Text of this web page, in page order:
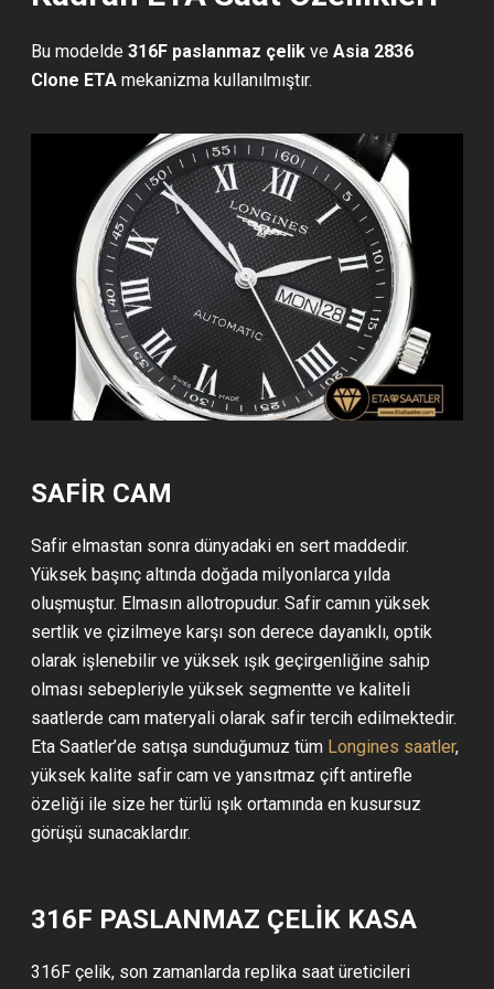
Bu modelde316F paslanmaz çelik veAsia 2836
Clone ETA mekanizma kullanılmıştır.
SAFİR CAM
Safir elmastan sonra dünyadaki en sert maddedir.
Yüksek başınç altında doğada milyonlarca yılda
oluşmuştur. Elmasın allotropudur. Safir camın yüksek
sertlik ve çizilmeye karşı son derece dayanıklı, optik
olarak işlenebilir ve yüksek ışık geçirgenliğine sahip
olması sebepleriyle yüksek segmentte ve kaliteli
saatlerde cam materyali olarak safir tercih edilmektedir.
Eta Saatler’de satışa sunduğumuz tüm Longines saatler,
yüksek kalite safir cam ve yansıtmaz çift antirefle
özeliği ile size her türlü ışık ortamında en kusursuz
görüşü sunacaklardır.
316F PASLANMAZ ÇELİK KASA
316F çelik, son zamanlarda replika saat üreticileri